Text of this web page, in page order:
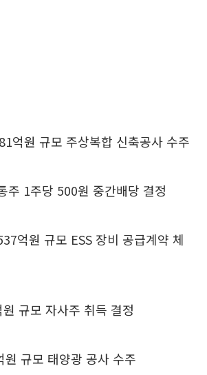
억원 규모 주상복합 신축공사 수주
1주당 500원 중간배당 결정
억원 규모 ESS 장비 공급계약 체
규모 자사주 취득 결정
규모 태양광 공사 수주